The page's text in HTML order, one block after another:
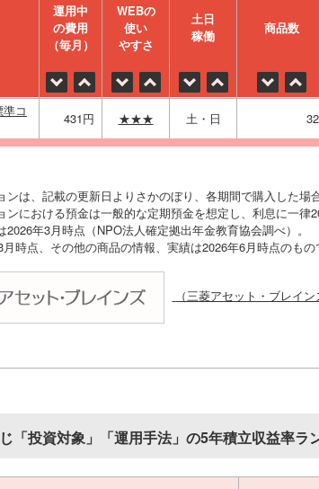
運⽤中
の費⽤
（毎⽉）
WEBの
使い
やすさ
⼟⽇
稼働
商品数
コ
431円 ★★★ 土・日 32
は、記載の更新日よりさかのぼり、各期間で購入した場
ンにおける預金は一般的な定期預金を想定し、利息に一律
年3月時点（NPO法人確定拠出年金教育協会調べ）。
時点、その他の商品の情報、実績は2026年6月時点のも
（三菱アセット・ブレイ
「投資対象」「運用手法」の5年積立収益率ラ